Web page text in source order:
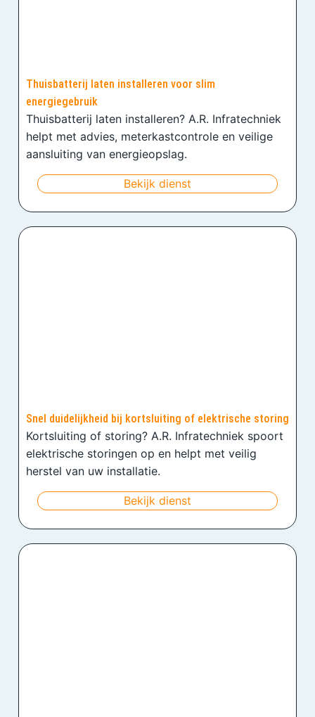
Thuisbatterij laten installeren voor slim
energiegebruik
Thuisbatterij laten installeren? A.R. Infratechniek
helpt met advies, meterkastcontrole en veilige
aansluiting van energieopslag.
Bekijk dienst
Snel duidelijkheid bij kortsluiting of elektrische storing
Kortsluiting of storing? A.R. Infratechniek spoort
elektrische storingen op en helpt met veilig
herstel van uw installatie.
Bekijk dienst